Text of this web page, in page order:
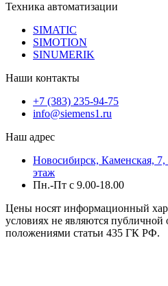
Техника автоматизации
SIMATIC
SIMOTION
SINUMERIK
Наши контакты
+7 (383) 235-94-75
info@siemens1.ru
Наш адрес
Новосибирск, Каменская,
этаж
Пн.-Пт с 9.00-18.00
Цены носят информационный
условиях не являются публичной
положениями статьи 435 ГК РФ.